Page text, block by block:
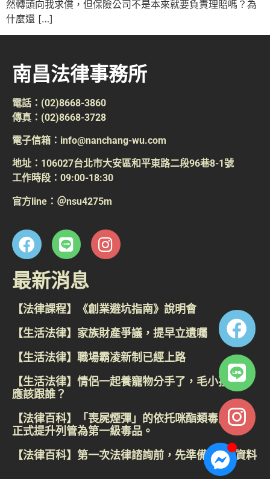
然轉頭向我求償，但保險公司不是本來就要負責理賠嗎？為
什麼還 […]
南昌法律事務所
電話：(02)8668-3860
傳真：(02)8668-3728
電子信箱：info@nanchang-wu.com
地址：106027台北市大安區和平東路二段96巷8-1號
工作時段：09:00-18:30
官方line：＠nsu4275m
最新消息
【法律課程】《創業避坑指南》說明會
【生活法律】家族財產爭議，提早立遺囑
【生活法律】職場霸凌新制已經上路
【生活法律】情侶一起養寵物分手了，毛小孩到底
應該跟誰？
【法律百科】「喪屍煙彈」的依托咪酯類毒品，已
正式提升列管為第一級毒品。
【法律百科】第一次法律諮詢前，先準備這4類資料